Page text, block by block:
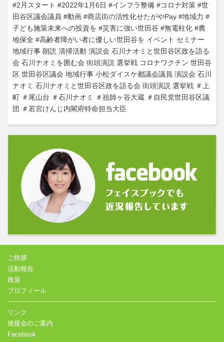
#2月スタート #2022年1月6日 #インフラ整備 #コロナ対策 #世
田谷区議会議員 #動画 #商店街の活性化せたがやPay #地域力 #
子ども施策未来への投資を #災害に強い世田谷 #無電柱化 #農
地保全 #高齢者障がい者に優しい世田谷を イベント セミナー
地域行事 朗読 清掃活動 演説会 石川ナオミと世田谷区政を語る
会 石川ナオミを囲む会 街頭演説 選挙戦 コロナワクチン 世田谷
区 世田谷区議会 地域行事 小松ダイスケ都議会議員 演説会 石川
ナオミ 石川ナオミと世田谷区政を語る会 街頭演説 選挙戦 ＃上
町 ＃尾山台 ＃石川ナオミ ＃祖師ヶ谷大蔵 ＃自民党世田谷区議
団 ＃若宮けんじ内閣府特命担当大臣
ご挨拶
活動報告
政策
プロフィール
リンク
後援会のご案内
Facebook